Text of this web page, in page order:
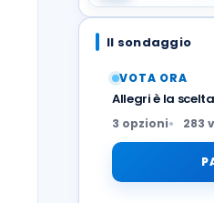
Il sondaggio
VOTA ORA
Allegri è la
3 opzioni 283